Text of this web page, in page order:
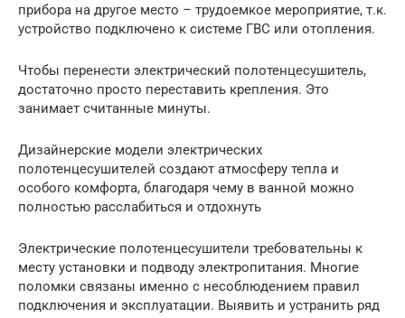
прибора на другое место – трудоемкое мероприятие, т.к.
устройство подключено к системе ГВС или отопления.
Чтобы перенести электрический полотенцесушитель,
достаточно просто переставить крепления. Это
занимает считанные минуты.
Дизайнерские модели электрических
полотенцесушителей создают атмосферу тепла и
особого комфорта, благодаря чему в ванной можно
полностью расслабиться и отдохнуть
Электрические полотенцесушители требовательны к
месту установки и подводу электропитания. Многие
поломки связаны именно с несоблюдением правил
подключения и эксплуатации. Выявить и устранить ряд